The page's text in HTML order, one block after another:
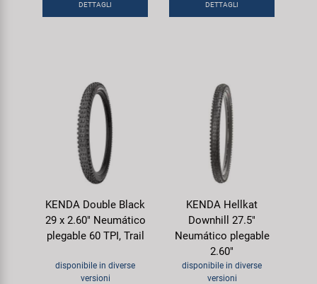
DETTAGLI DETTAGLI
KENDA Double Black
29 x 2.60" Neumático
plegable 60 TPI, Trail
disponibile in diverse
versioni
KENDA Hellkat
Downhill 27.5"
Neumático plegable
2.60"
disponibile in diverse
versioni